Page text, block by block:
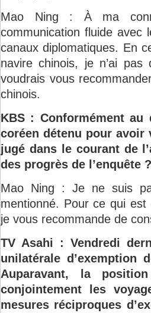
Mao Ning : À ma
communication fluide avec
canaux diplomatiques. En
navire chinois, je n’ai pas
voudrais vous
chinois.
KBS : Conformément
coréen détenu pour
jugé dans le courant de
des progrès de l’enquête
Mao Ning : Je ne suis
mentionné. Pour ce qui
je vous recommande de
TV Asahi : Vendredi
unilatérale
Auparavant, la
conjointement les
mesures réciproques